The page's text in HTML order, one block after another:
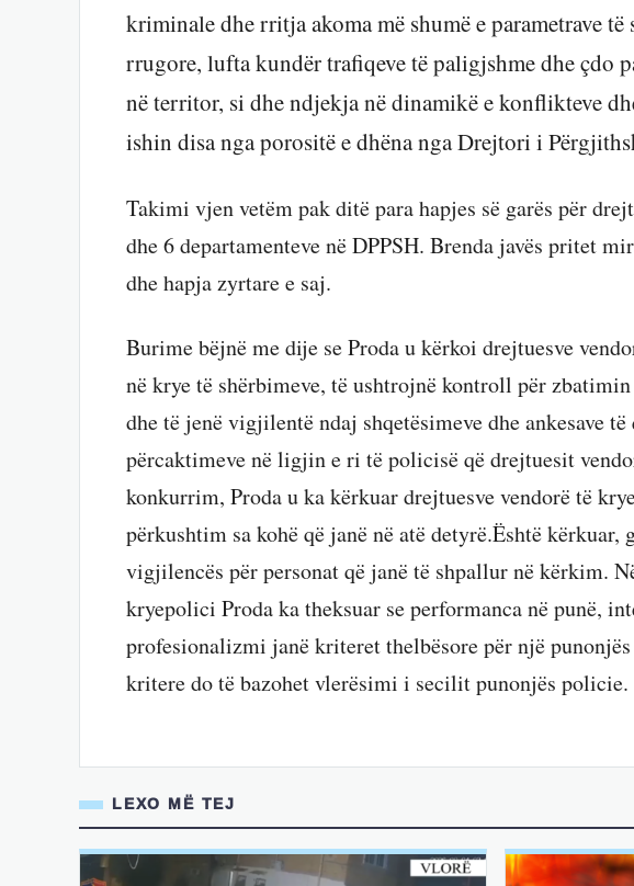
kriminale dhe rritja akoma më shumë e parametrave
rrugore, lufta kundër trafiqeve të paligjshme dhe çdo
në territor, si dhe ndjekja në dinamikë e konflikteve
ishin disa nga porositë e dhëna nga Drejtori i
Takimi vjen vetëm pak ditë para hapjes së garës për
dhe 6 departamenteve në DPPSH. Brenda javës pritet
dhe hapja zyrtare e saj.
Burime bëjnë me dije se Proda u kërkoi drejtuesve
në krye të shërbimeve, të ushtrojnë kontroll për
dhe të jenë vigjilentë ndaj shqetësimeve dhe ankesave
përcaktimeve në ligjin e ri të policisë që drejtuesit
konkurrim, Proda u ka kërkuar drejtuesve vendorë të
përkushtim sa kohë që janë në atë detyrë.Është
vigjilencës për personat që janë të shpallur në kërkim.
kryepolici Proda ka theksuar se performanca në punë,
profesionalizmi janë kriteret thelbësore për një
kritere do të bazohet vlerësimi i secilit punonjës policie.
LEXO MË TEJ